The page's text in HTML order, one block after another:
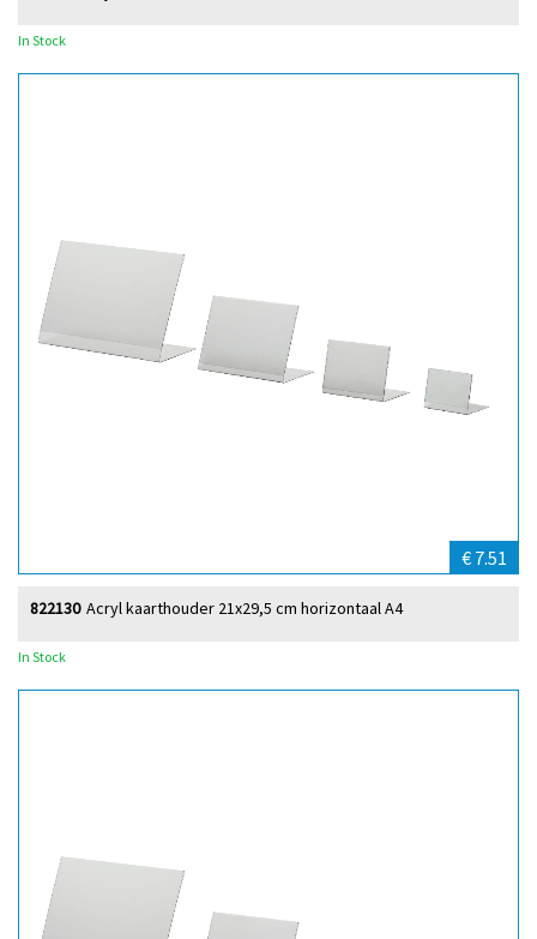
In Stock
€ 7.51
Acryl kaarthouder 21x29,5 cm horizontaal A4
822130
In Stock